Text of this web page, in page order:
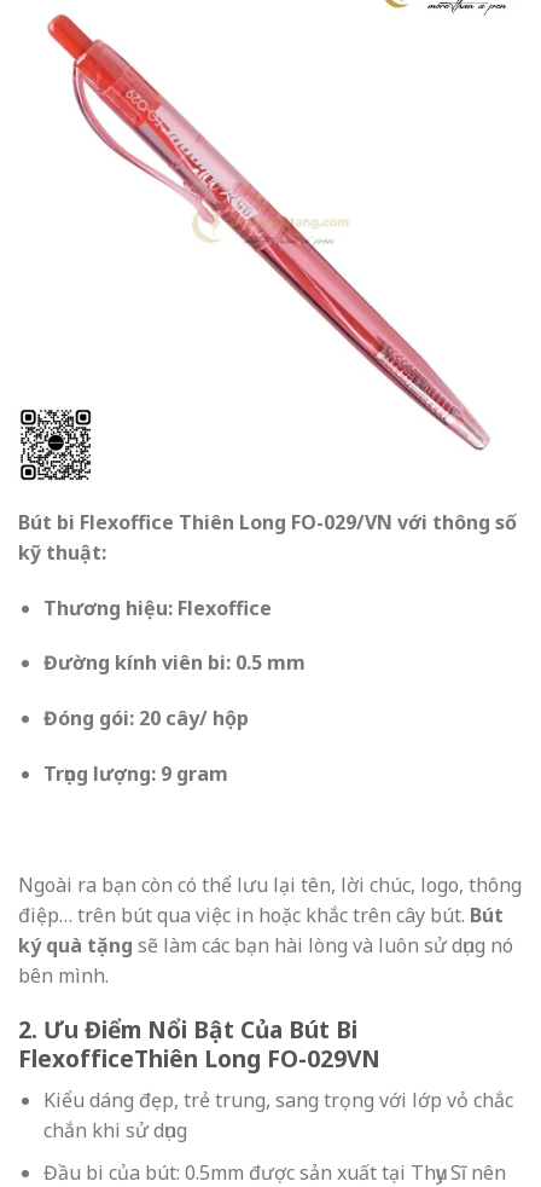
Bút bi Flexoffice Thiên Long FO-029/VN với thông số
kỹ thuật:
Thương hiệu: Flexoffice
Đường kính viên bi: 0.5 mm
Đóng gói: 20 cây/ hộp
Trọng lượng: 9 gram
Ngoài ra bạn còn có thể lưu lại tên, lời chúc, logo, thông
điệp… trên bút qua việc in hoặc khắc trên cây bút. Bút
ký quà tặng sẽ làm các bạn hài lòng và luôn sử dụng nó
bên mình.
2. Ưu Điểm Nổi Bật Của Bút Bi
FlexofficeThiên Long FO-029VN
Kiểu dáng đẹp, trẻ trung, sang trọng với lớp vỏ chắc
chắn khi sử dụng
Đầu bi của bút: 0.5mm được sản xuất tại Thụy Sĩ nên